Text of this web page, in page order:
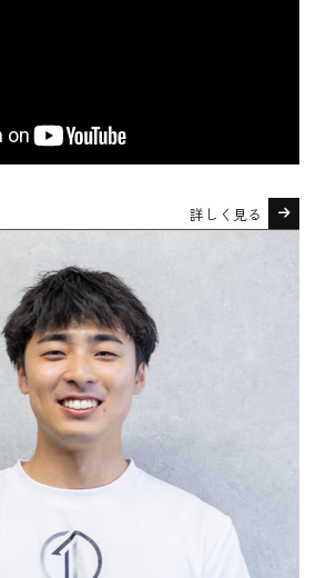
詳しく見る